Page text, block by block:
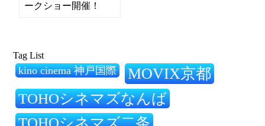
ークショー開催！
Tag List
kino cinema 神戸国際 MOVIX京都
TOHOシネマズなんば